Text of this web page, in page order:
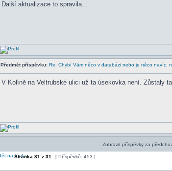
Další aktualizace to spravila...
Předmět příspěvku: Re: Chybí Vám něco v databázi nebo je něco navíc,
V Kolíně na Veltrubské ulici už ta úsekovka není. Zůstaly
Zobrazit příspěvky za
Stránka 31 z 31 [ Příspěvků: 453 ]